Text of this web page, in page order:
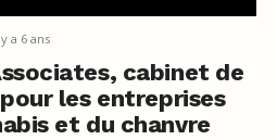
a 6 ans
cabinet de
les entreprises
et du chanvre